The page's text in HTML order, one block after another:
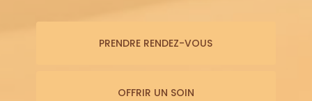
PRENDRE RENDEZ-VOUS
OFFRIR UN SOIN